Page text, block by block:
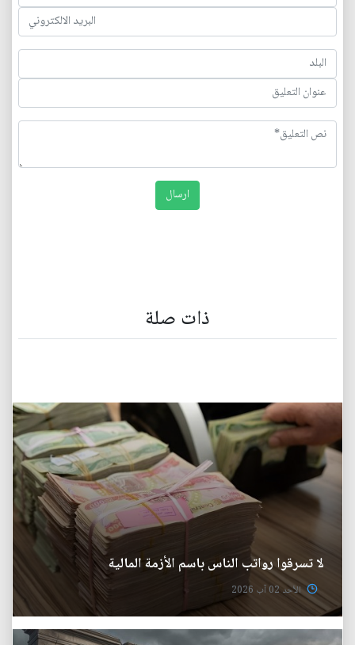
ذات صلة
لا تسرقوا رواتب الناس باسم الأزمة المالية
الأحد 02 آب 2026